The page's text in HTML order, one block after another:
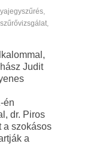
,
szűrővizsgálat,
Judit
én
dr. Piros
a szokásos
a